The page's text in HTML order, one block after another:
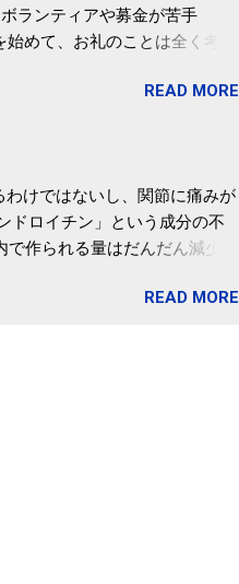
ランティアや募金が苦手
めて、お礼のことは全く考え
でこちらの目的は......。 総務
READ MORE
けではないし、関節に痛みが
ドロイチン」という成分の不
作られる量はだんだん減少し
ドロイチン」という成分は、納
は気にしたことがなかった。
渡る程度かき混ぜる。 ・タレ
うが、納豆のふわふわ感がよ
1パックでコンドロイチン補
よりは、毎日納豆を食べるほ
想像) 関節の痛み・体のゆがみ
READ MORE